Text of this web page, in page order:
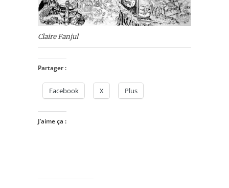
Claire Fanjul
Partager :
Facebook X Plus
J’aime ça :